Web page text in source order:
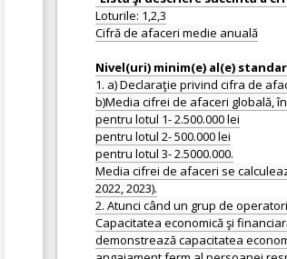
Loturile: 1,2,3
Cifră de afaceri medie anuală
1. a) Declaraţie privind cifra de
b)Media cifrei de afaceri globală,
pentru lotul 1- 2.500.000 lei
pentru lotul 2- 500.000 lei
pentru lotul 3- 2.5000.000.
Media cifrei de afaceri se
2022, 2023).
2. Atunci când un grup de
Capacitatea economică şi
demonstrează capacitatea